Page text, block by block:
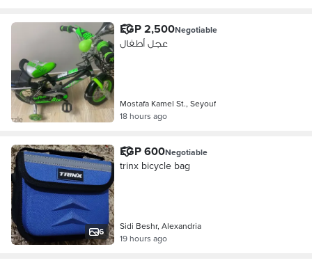
EGP 2,500Negotiable
عجل أطفال
Mostafa Kamel St., Seyouf
18 hours ago
6
EGP 600Negotiable
trinx bicycle bag
Sidi Beshr, Alexandria
19 hours ago